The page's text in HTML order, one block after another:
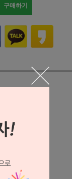
구매하기
습니다.
수 있으니